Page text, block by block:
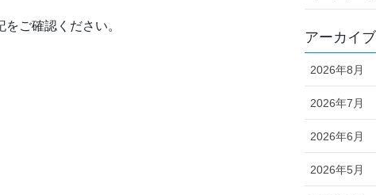
ご確認ください。
アーカイブ
2026年8月
2026年7月
2026年6月
2026年5月